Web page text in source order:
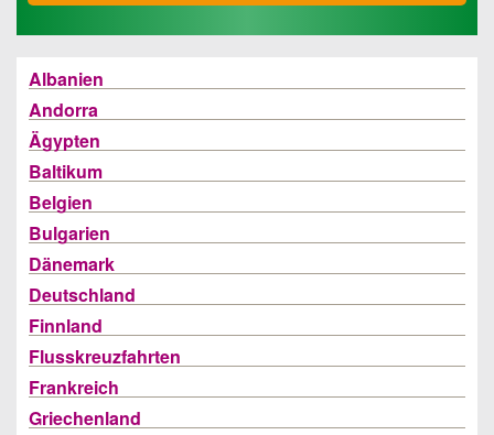
Albanien
Andorra
Ägypten
Baltikum
Belgien
Bulgarien
Dänemark
Deutschland
Finnland
Flusskreuzfahrten
Frankreich
Griechenland